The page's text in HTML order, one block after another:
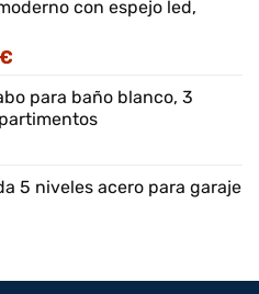
con espejo led,
El
actual
es:
para baño blanco, 3
5 niveles acero para garaje